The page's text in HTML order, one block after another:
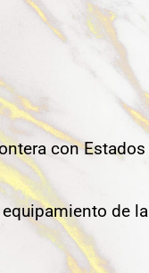
con Estados
de la